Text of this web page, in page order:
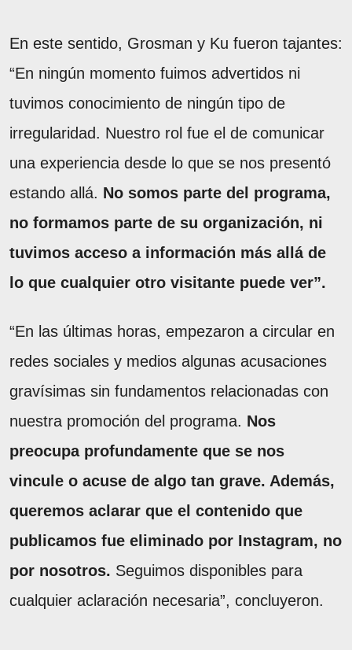
En este sentido, Grosman y Ku fueron tajantes:
“En ningún momento fuimos advertidos ni
tuvimos conocimiento de ningún tipo de
irregularidad. Nuestro rol fue el de comunicar
una experiencia desde lo que se nos presentó
estando allá. No somos parte del programa,
no formamos parte de su organización, ni
tuvimos acceso a información más allá de
lo que cualquier otro visitante puede ver”.
“En las últimas horas, empezaron a circular en
redes sociales y medios algunas acusaciones
gravísimas sin fundamentos relacionadas con
nuestra promoción del programa. Nos
preocupa profundamente que se nos
vincule o acuse de algo tan grave. Además,
queremos aclarar que el contenido que
publicamos fue eliminado por Instagram, no
por nosotros. Seguimos disponibles para
cualquier aclaración necesaria”, concluyeron.